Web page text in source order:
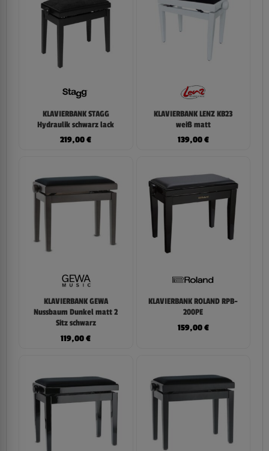
KLAVIERBANK STAGG
Hydraulik schwarz lack
219,00€
KLAVIERBANK LENZ KB23
weiß matt
139,00€
KLAVIERBANK GEWA
Nussbaum Dunkel matt 2
Sitz schwarz
119,00€
KLAVIERBANK ROLAND RPB-
200PE
159,00€